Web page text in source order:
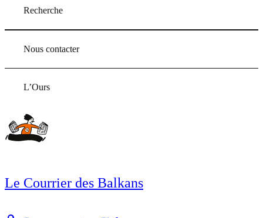
Recherche
Nous contacter
L’Ours
Le Courrier des Balkans